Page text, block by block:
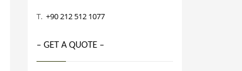
T. +90 212 512 1077
– GET A QUOTE –